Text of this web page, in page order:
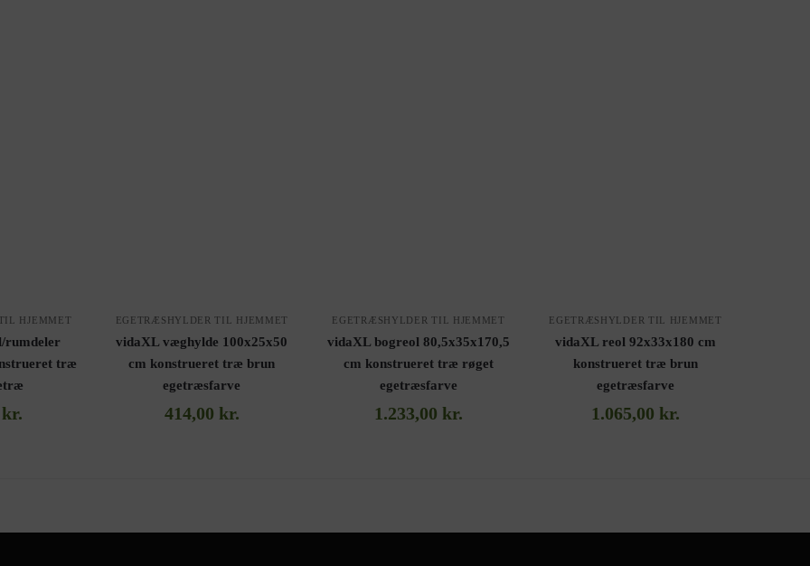
HJEMMET
rumdeler
træ
kr.
EGETRÆSHYLDER TIL HJEMMET
vidaXL væghylde 100x25x50
cm konstrueret træ brun
egetræsfarve
414,00 kr.
EGETRÆSHYLDER TIL HJEMMET
vidaXL bogreol 80,5x35x170,5
cm konstrueret træ røget
egetræsfarve
1.233,00 kr.
EGETRÆSHYLDER TIL HJEMMET
vidaXL reol 92x33x180 cm
konstrueret træ brun
egetræsfarve
1.065,00 kr.